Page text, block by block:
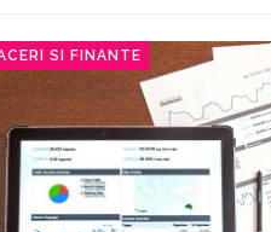
SI FINANTE